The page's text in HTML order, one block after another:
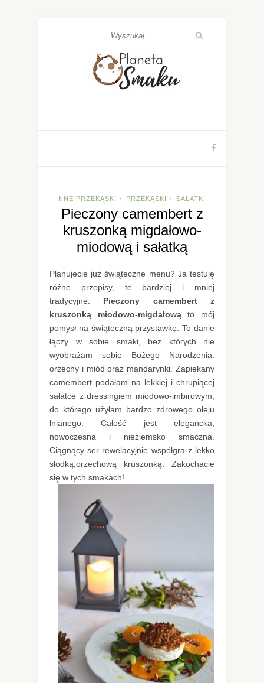
INNE PRZEKĄSKI / PRZEKĄSKI / SAŁATKI
Pieczony camembert z
kruszonką migdałowo-
miodową i sałatką
Planujecie już świąteczne menu? Ja testuję
różne przepisy, te bardziej i mniej
tradycyjne. Pieczony camembert z
kruszonką miodowo-migdałowąto mój
pomysł na świąteczną przystawkę. To danie
łączy w sobie smaki, bez których nie
wyobrażam sobie Bożego Narodzenia:
orzechy i miód oraz mandarynki. Zapiekany
camembert podałam na lekkiej i chrupiącej
sałatce z dressingiem miodowo-imbirowym,
do którego użyłam bardzo zdrowego oleju
lnianego. Całość jest elegancka,
nowoczesna i nieziemsko smaczna.
Ciągnący ser rewelacyjnie współgra z lekko
słodką,orzechową kruszonką. Zakochacie
się w tych smakach!